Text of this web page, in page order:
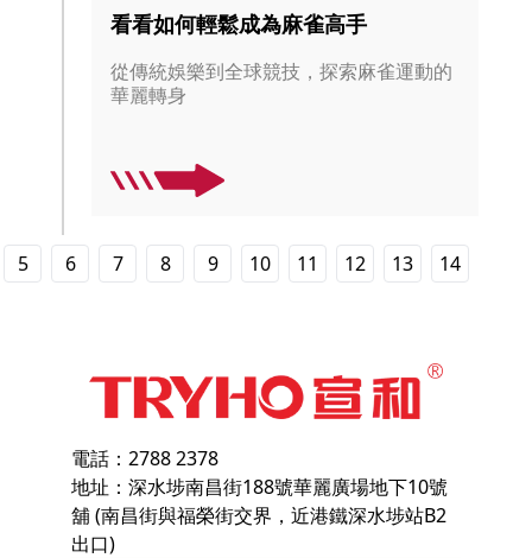
看看如何輕鬆成為麻雀高手
從傳統娛樂到全球競技，探索麻雀運動的
華麗轉身
5 6 7 8 9 10 11 12 13 14
電話：2788 2378
地址：深水埗南昌街188號華麗廣場地下10號
舖 (南昌街與福榮街交界，近港鐵深水埗站B2
出口)